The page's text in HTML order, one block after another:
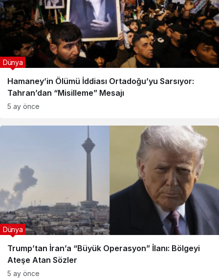
Hamaney’in Ölümü İddiası Ortadoğu’yu Sarsıyor:
Tahran’dan “Misilleme” Mesajı
Dünya
5 ay önce
Trump’tan İran’a “Büyük Operasyon” İlanı: Bölgeyi
Ateşe Atan Sözler
Dünya
5 ay önce